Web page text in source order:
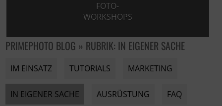
FOTO-
WORKSHOPS
PRIMEPHOTO BLOG » RUBRIK: IN EIGENER SACHE
IM EINSATZ TUTORIALS MARKETING
IN EIGENER SACHE AUSRÜSTUNG FAQ